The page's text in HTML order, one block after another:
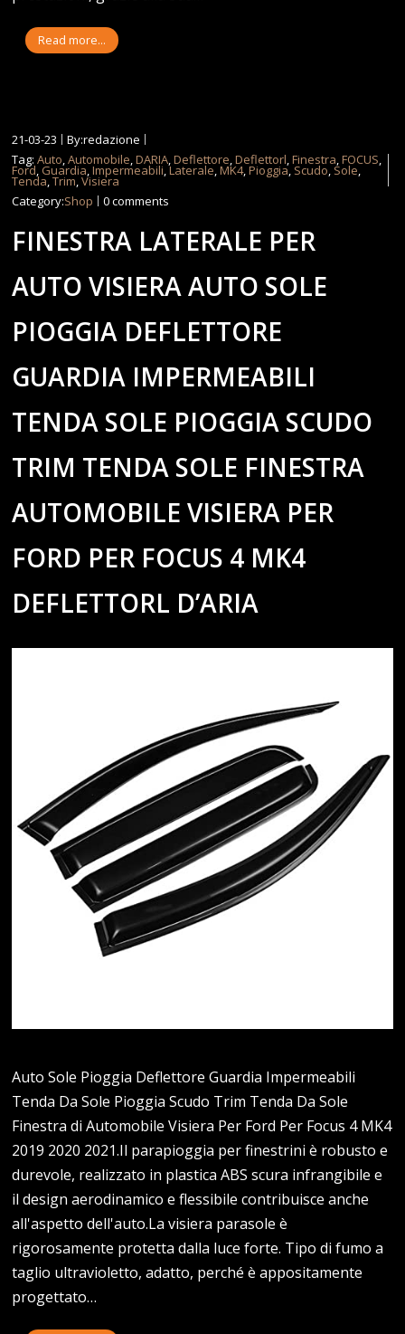
Read more...
21-03-23
By:redazione
Tag:Auto,Automobile,DARIA,Deflettore,Deflettorl,Finestra,FOCUS,
Ford, Guardia,Impermeabili,Laterale,MK4,Pioggia, Scudo, Sole,
Tenda,Trim,Visiera
Category:Shop 0 comments
FINESTRA LATERALE PER
AUTO VISIERA AUTO SOLE
PIOGGIA DEFLETTORE
GUARDIA IMPERMEABILI
TENDA SOLE PIOGGIA SCUDO
TRIM TENDA SOLE FINESTRA
AUTOMOBILE VISIERA PER
FORD PER FOCUS 4 MK4
DEFLETTORL D’ARIA
Auto Sole Pioggia Deflettore Guardia Impermeabili
Tenda Da Sole Pioggia Scudo Trim Tenda Da Sole
Finestra di Automobile Visiera Per Ford Per Focus 4 MK4
2019 2020 2021.Il parapioggia per finestrini è robusto e
durevole, realizzato in plastica ABS scura infrangibile e
il design aerodinamico e flessibile contribuisce anche
all'aspetto dell'auto.La visiera parasole è
rigorosamente protetta dalla luce forte. Tipo di fumo a
taglio ultravioletto, adatto, perché è appositamente
progettato…